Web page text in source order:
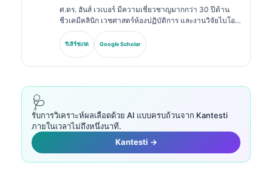
ศ.ดร. ฮันส์ เวเบอร์ มีความเชี่ยวชาญมากกว่า 30 ปีด้าน
ชีวเคมีคลินิก เวชศาสตร์ห้องปฏิบัติการ และงานวิจัยไบโอ
มาร์กเกอร์ อดีตประธานของสมาคมเคมีคลินิกแห่งเยอรมนี
เขาเชี่ยวชาญด้านการวิเคราะห์ชุดตรวจเพื่อการวินิจฉัย
การมาตรฐานของไบโอมาร์กเกอร์ และเวชศาสตร์ห้อง
รีเสิร์ชเกต Google Scholar
🩺
รับการวิเคราะห์ผลเลือดด้วย AI แบบครบถ้วนจาก Kantesti
ภายในเวลาไม่ถึงหนึ่งนาที.
Kantesti →